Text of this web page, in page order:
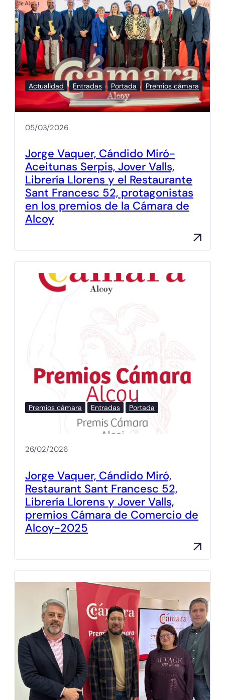
Actualidad Entradas Portada Premios cámara
05/03/2026
Jorge Vaquer, Cándido Miró-
Aceitunas Serpis, Jover Valls,
Librería Llorens y el Restaurante
Sant Francesc 52, protagonistas
en los premios de la Cámara de
Alcoy
Premios cámara Entradas Portada
26/02/2026
Jorge Vaquer, Cándido Miró,
Restaurant Sant Francesc 52,
Librería Llorens y Jover Valls,
premios Cámara de Comercio de
Alcoy-2025